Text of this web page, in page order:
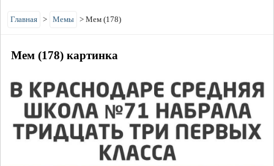
Главная > Мемы > Мем (178)
Мем (178) картинка